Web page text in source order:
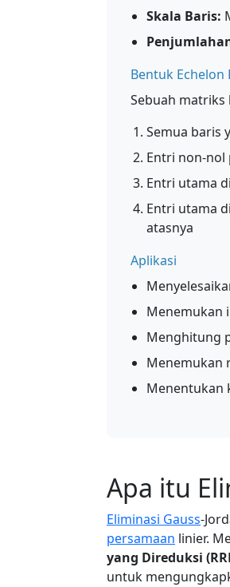
Skala Baris:
Bentuk Echelon
Sebuah
Semua baris
Entri non-nol
Entri utama
Entri utama
atasnya
Aplikasi
Menemukan
Menghitung
Menemukan
Menentukan
Apa itu
Eliminasi Gauss-
persamaan linier.
yang Direduksi
untuk